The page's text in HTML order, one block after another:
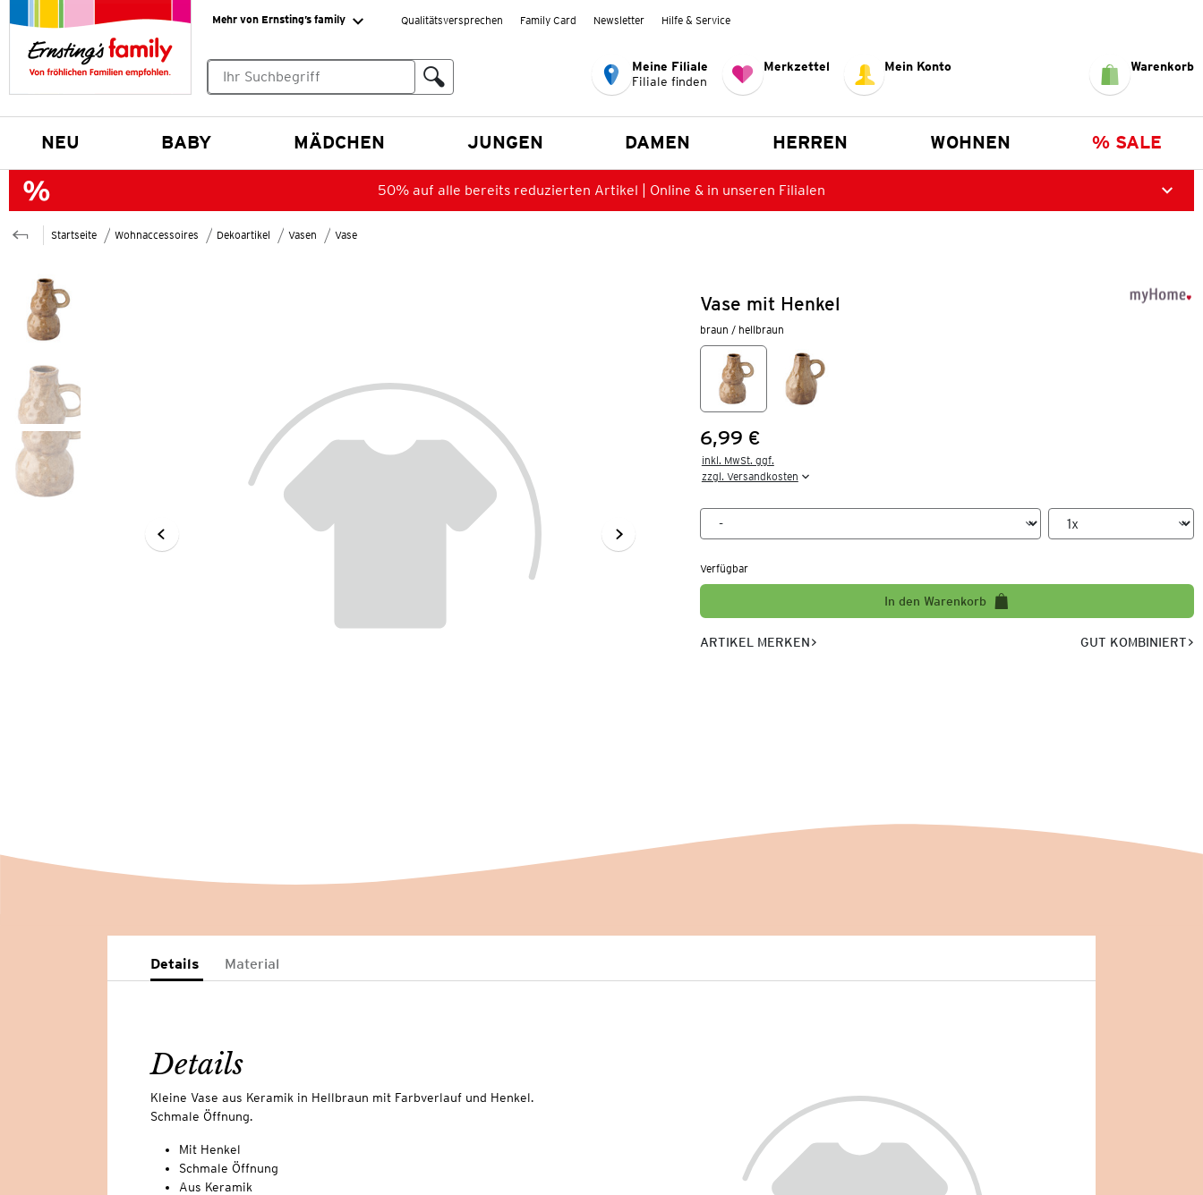
Mehr von Ernsting’s family Qualitätsversprechen Family Card Newsletter Hilfe & Service
Meine Filiale
Filiale finden
Merkzettel Mein Konto Warenkorb
NEU BABY MÄDCHEN JUNGEN DAMEN HERREN WOHNEN % SALE
50% auf alle bereits reduzierten Artikel | Online & in unseren Filialen
Startseite Wohnaccessoires Dekoartikel Vasen Vase
Vase mit Henkel
braun / hellbraun
Preis:
6,99 €
inkl. MwSt. ggf.
zzgl. Versandkosten
Verfügbar
In den Warenkorb
ARTIKEL MERKEN GUT KOMBINIERT
Details Material
Details
Kleine Vase aus Keramik in Hellbraun mit Farbverlauf und Henkel.
Schmale Öffnung.
Mit Henkel
Schmale Öffnung
Aus Keramik